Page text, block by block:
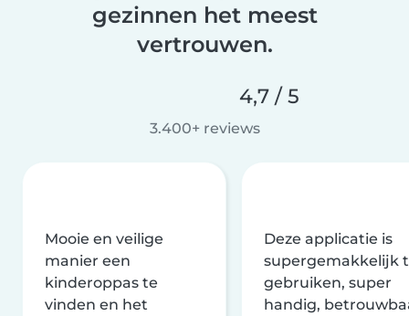
gezinnen het meest
vertrouwen.
4,7 / 5
3.400+ reviews
Mooie en veilige
manier een
kinderoppas te
vinden en het
Deze applicatie is
supergemakkelijk
gebruiken, super
handig,